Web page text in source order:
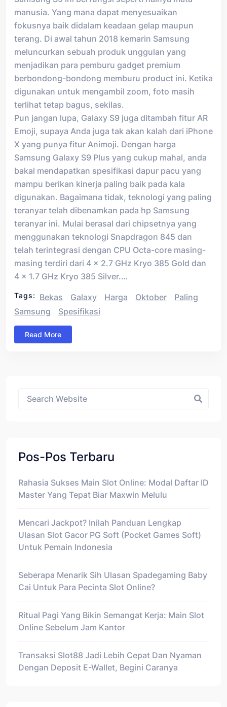
manusia. Yang mana dapat menyesuaikan
fokusnya baik didalam keadaan gelap maupun
terang. Di awal tahun 2018 kemarin Samsung
meluncurkan sebuah produk unggulan yang
menjadikan para pemburu gadget premium
berbondong-bondong memburu product ini. Ketika
digunakan untuk mengambil zoom, foto masih
terlihat tetap bagus, sekilas.
Pun jangan lupa, Galaxy S9 juga ditambah fitur AR
Emoji, supaya Anda juga tak akan kalah dari iPhone
X yang punya fitur Animoji. Dengan harga
Samsung Galaxy S9 Plus yang cukup mahal, anda
bakal mendapatkan spesifikasi dapur pacu yang
mampu berikan kinerja paling baik pada kala
digunakan. Bagaimana tidak, teknologi yang paling
teranyar telah dibenamkan pada hp Samsung
teranyar ini. Mulai berasal dari chipsetnya yang
menggunakan teknologi Snapdragon 845 dan
telah terintegrasi dengan CPU Octa-core masing-
masing terdiri dari 4 x 2.7 GHz Kryo 385 Gold dan
4 x 1.7 GHz Kryo 385 Silver.…
Tags: Bekas Galaxy Harga Oktober
Paling
Samsung
Spesifikasi
Read More
Pos-Pos Terbaru
Rahasia Sukses Main Slot Online: Modal Daftar ID
Master Yang Tepat Biar Maxwin Melulu
Mencari Jackpot? Inilah Panduan Lengkap
Ulasan Slot Gacor PG Soft (Pocket Games Soft)
Untuk Pemain Indonesia
Seberapa Menarik Sih Ulasan Spadegaming Baby
Cai Untuk Para Pecinta Slot Online?
Ritual Pagi Yang Bikin Semangat Kerja: Main Slot
Online Sebelum Jam Kantor
Transaksi Slot88 Jadi Lebih Cepat Dan Nyaman
Dengan Deposit E-Wallet, Begini Caranya